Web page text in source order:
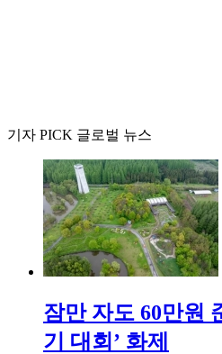
기자 PICK 글로벌 뉴스
잠만 자도 60만원
기 대회’ 화제